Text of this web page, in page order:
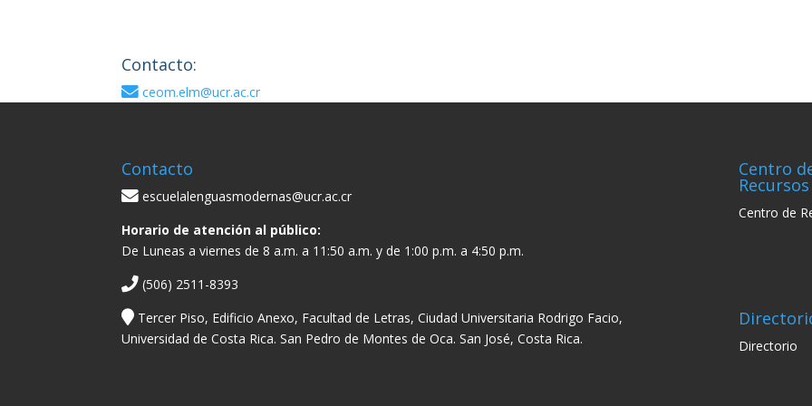
Contacto:
ceom.elm@ucr.ac.cr
Contacto
escuelalenguasmodernas@ucr.ac.cr
Horario de atención al público:
De Luneas a viernes de 8 a.m. a 11:50 a.m. y de 1:00 p.m. a 4:50 p.m.
(506) 2511-8393
Tercer Piso, Edificio Anexo, Facultad de Letras, Ciudad Universitaria Rodrigo Facio,
Universidad de Costa Rica. San Pedro de Montes de Oca. San José, Costa Rica.
Centro
Recursos
Centro de
Directorio